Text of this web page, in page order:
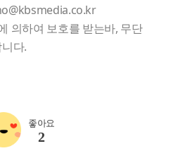
의하여 보호를 받는바, 무단
다.
좋아요
2